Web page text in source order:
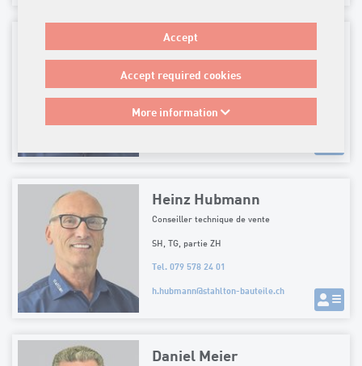
Accept
Accept required cookies
More information
Fabian Huber
Responsable du centre de services de vente
Tel. 062 865 75 21
f.huber@stahlton-bauteile.ch
Heinz Hubmann
Conseiller technique de vente
SH, TG, partie ZH
Tel. 079 578 24 01
h.hubmann@stahlton-bauteile.ch
Daniel Meier